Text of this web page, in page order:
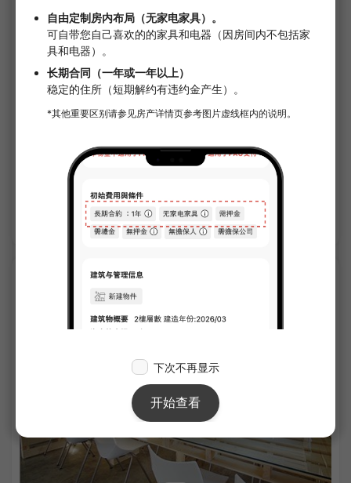
1/1
樱桃公司
¥70,000 - ¥73,000
17.50㎡〜 /2樓層數
無押金
確認詳細內容
SOCIAL RESIDENCE